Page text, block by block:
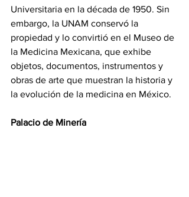
Universitaria en la década de 1950. Sin
embargo, la UNAM conservó la
propiedad y lo convirtió en el Museo de
la Medicina Mexicana, que exhibe
objetos, documentos, instrumentos y
obras de arte que muestran la historia y
la evolución de la medicina en México.
Palacio de Minería